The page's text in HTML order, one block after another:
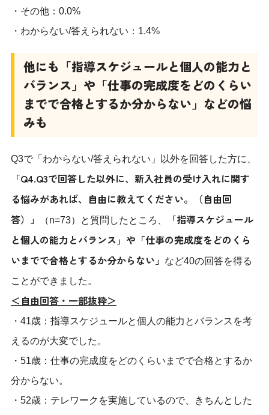
・その他：0.0%
・わからない/答えられない：1.4%
他にも「指導スケジュールと個人の能力と
バランス」や「仕事の完成度をどのくらい
までで合格とするか分からない」などの悩
みも
Q3で「わからない/答えられない」以外を回答した方に、
「Q4.Q3で回答した以外に、新入社員の受け入れに関す
る悩みがあれば、自由に教えてください。（自由回
答）」
（n=73）と質問したところ、
「指導スケジュール
と個人の能力とバランス」や「仕事の完成度をどのくら
いまでで合格とするか分からない」
など40の回答を得る
ことができました。
＜自由回答・一部抜粋＞
・41歳：指導スケジュールと個人の能力とバランスを考
えるのが大変でした。
・51歳：仕事の完成度をどのくらいまでで合格とするか
分からない。
・52歳：テレワークを実施しているので、きちんとした